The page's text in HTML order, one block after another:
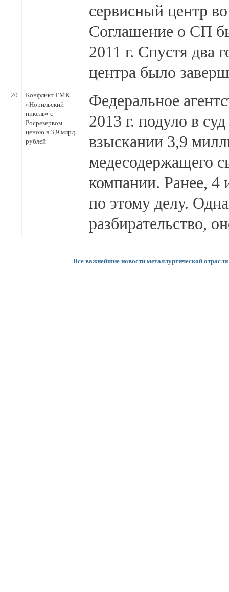
сервисный центр
Соглашение о СП
2011 г. Спустя два
центра было
20
Конфликт ГМК
«Норильский
никель» с
Росрезервом
ценою в 3,9 млрд.
рублей
Федеральное
2013 г. подуло в
взыскании 3,9
медесодержащего
компании. Ранее, 4
по этому делу.
разбирательство,
Все важнейшие новости металлургической